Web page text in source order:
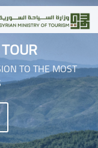
TO THE MOST